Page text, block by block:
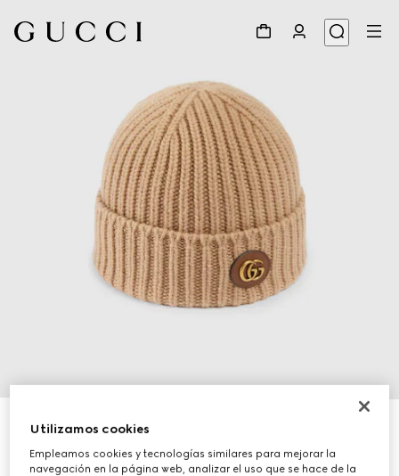
Gorro de cashmere de lana con Doble G
€ 360
Variaciones camel
Utilizamos cookies
Empleamos cookies y tecnologías similares para mejorar la
navegación en la página web, analizar el uso que se hace de la